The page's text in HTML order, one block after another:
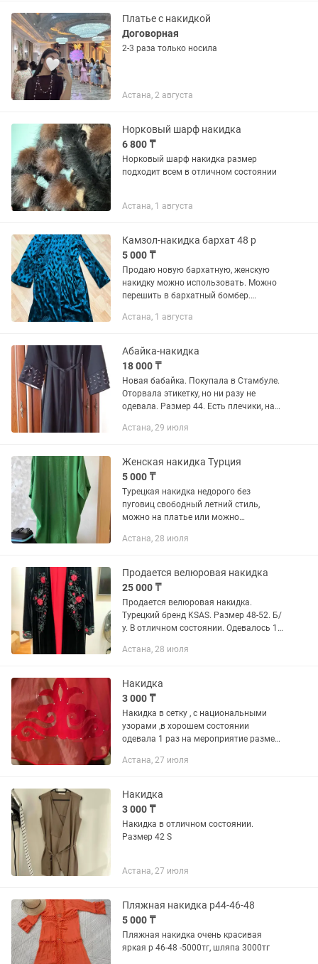
Заказан с...
Платье с накидкой
Договорная
2-3 раза только носила
Астана, 2 августа
Норковый шарф накидка
6 800 ₸
Норковый шарф накидка размер
подходит всем в отличном состоянии
Астана, 1 августа
Камзол-накидка бархат 48 р
5 000 ₸
Продаю новую бархатную, женскую
накидку можно использовать. Можно
перешить в бархатный бомбер.
работа, внутренний подклад из
46...
Астана, 1 августа
Абайка-накидка
18 000 ₸
Новая бабайка. Покупала в Стамбуле.
Оторвала этикетку, но ни разу не
одевала. Размер 44. Есть плечики, на
подоле есть красивые узоры.
Астана, 29 июля
Женская накидка Турция
5 000 ₸
Турецкая накидка недорого без
пуговиц свободный летний стиль,
можно на платье или можно
одеждой. Продам срочно
Астана, 28 июля
Продается велюровая накидка
25 000 ₸
Продается велюровая накидка.
Турецкий бренд KSAS. Размер 48-52. Б/
у. В отличном состоянии. Одевалось 1
Астана, 28 июля
Накидка
3 000 ₸
Накидка в сетку , с национальными
узорами ,в хорошем состоянии
одевала 1 раз на мероприятие размер
Астана, 27 июля
Накидка
3 000 ₸
Накидка в отличном состоянии.
Размер 42 S
Астана, 27 июля
Пляжная накидка р44-46-48
5 000 ₸
Пляжная накидка очень красивая
яркая р 46-48 -5000тг, шляпа 3000тг